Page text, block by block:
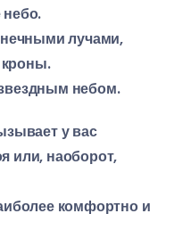
лучами,
небом.
у вас
или, наоборот,
комфортно и